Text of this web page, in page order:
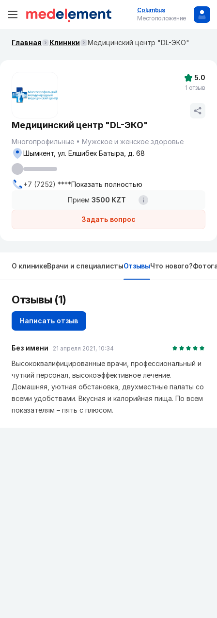
Columbus
Местоположение
Главная Клиники Медицинский центр "DL-ЭКО"
Медицинский центр "DL-ЭКО"
Многопрофильные Мужское и женское здоровье
Прием 3500 KZT
Задать вопрос
Шымкент, ул. Елшибек Батыра, д. 68
+7 (7252) ****Показать полностью
5.0
1 отзыв
О клиникеВрачи и специалистыОтзывыЧто нового?
Отзывы (1)
Написать отзыв
Без имени 21 апреля 2021, 10:34
Высококвалифицированные врачи, профессиональный и
чуткий персонал, высокоэффективное лечение.
Домашняя, уютная обстановка, двухместные палаты со
всеми удобствами. Вкусная и калорийная пища. По всем
показателям – пять с плюсом.